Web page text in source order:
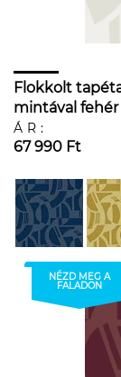
Flokkolt
mintával
ÁR:
67 990 Ft
NÉZD MEG A
FALADON